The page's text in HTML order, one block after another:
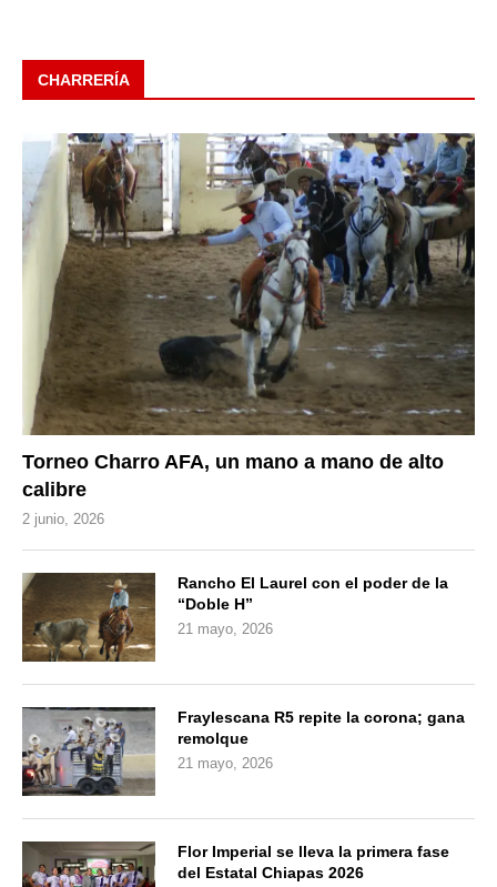
CHARRERÍA
Torneo Charro AFA, un mano a mano de alto
calibre
2 junio, 2026
Rancho El Laurel con el poder de la
“Doble H”
21 mayo, 2026
Fraylescana R5 repite la corona; gana
remolque
21 mayo, 2026
Flor Imperial se lleva la primera fase
del Estatal Chiapas 2026